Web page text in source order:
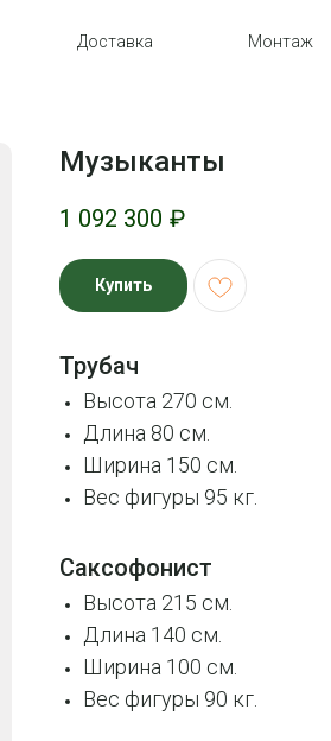
Доставка Монтаж
Музыканты
1 092 300 ₽
Купить
Трубач
Высота 270 см.
Длина 80 см.
Ширина 150 см.
Вес фигуры 95 кг.
Саксофонист
Высота 215 см.
Длина 140 см.
Ширина 100 см.
Вес фигуры 90 кг.